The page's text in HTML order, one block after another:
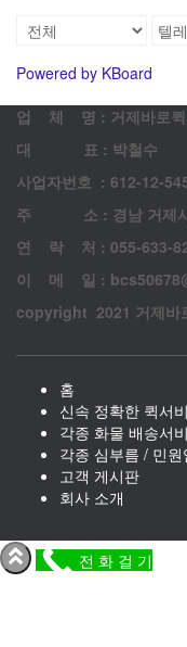
Powered by KBoard
업 체 명 : 거제바로퀵
대 표 : 박철수
사업자번호 : 612-12-
주 소 : 경남 거제시
연 락 처 : 055-633-
이 메 일 :
copyright 2021 거제바
홈
신속 정확한 퀵서
각종 화물 배송서
각종 심부름 / 민
고객 게시판
회사 소개
전 화 걸 기